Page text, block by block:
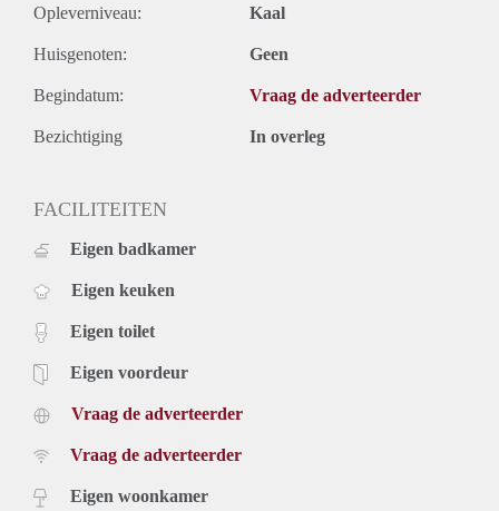
Opleverniveau: Kaal
Huisgenoten: Geen
Begindatum: Vraag de adverteerder
Bezichtiging In overleg
FACILITEITEN
Eigen badkamer
Eigen keuken
Eigen toilet
Eigen voordeur
Vraag de adverteerder
Vraag de adverteerder
Eigen woonkamer